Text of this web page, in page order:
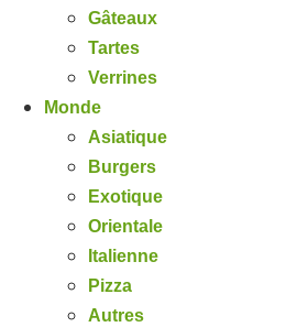
Gâteaux
Tartes
Verrines
Monde
Asiatique
Burgers
Exotique
Orientale
Italienne
Pizza
Autres